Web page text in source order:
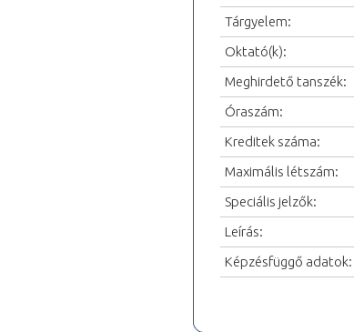
Tárgyelem:
Oktató(k):
Meghirdető tanszék:
Óraszám:
Kreditek száma:
Maximális létszám:
Speciális jelzők:
Leírás:
Képzésfüggő adatok: